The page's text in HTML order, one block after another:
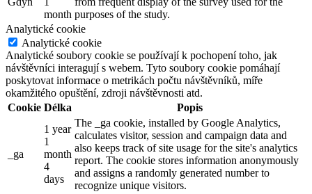
month purposes of the study.
Analytické cookie
Analytické cookie
Analytické soubory cookie se používají k pochopení toho, jak
návštěvníci interagují s webem. Tyto soubory cookie pomáhají
poskytovat informace o metrikách počtu návštěvníků, míře
okamžitého opuštění, zdroji návštěvnosti atd.
Cookie Délka Popis
_ga
1 year
1
month
4
days
The _ga cookie, installed by Google Analytics,
calculates visitor, session and campaign data and
also keeps track of site usage for the site's analytics
report. The cookie stores information anonymously
and assigns a randomly generated number to
recognize unique visitors.